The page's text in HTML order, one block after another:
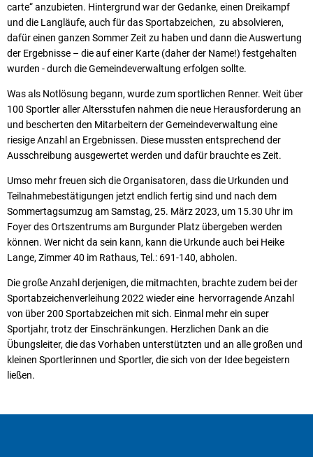
carte“ anzubieten. Hintergrund war der Gedanke, einen Dreikampf
und die Langläufe, auch für das Sportabzeichen, zu absolvieren,
dafür einen ganzen Sommer Zeit zu haben und dann die Auswertung
der Ergebnisse – die auf einer Karte (daher der Name!) festgehalten
wurden - durch die Gemeindeverwaltung erfolgen sollte.
Was als Notlösung begann, wurde zum sportlichen Renner. Weit über
100 Sportler aller Altersstufen nahmen die neue Herausforderung an
und bescherten den Mitarbeitern der Gemeindeverwaltung eine
riesige Anzahl an Ergebnissen. Diese mussten entsprechend der
Ausschreibung ausgewertet werden und dafür brauchte es Zeit.
Umso mehr freuen sich die Organisatoren, dass die Urkunden und
Teilnahmebestätigungen jetzt endlich fertig sind und nach dem
Sommertagsumzug am Samstag, 25. März 2023, um 15.30 Uhr im
Foyer des Ortszentrums am Burgunder Platz übergeben werden
können. Wer nicht da sein kann, kann die Urkunde auch bei Heike
Lange, Zimmer 40 im Rathaus, Tel.: 691-140, abholen.
Die große Anzahl derjenigen, die mitmachten, brachte zudem bei der
Sportabzeichenverleihung 2022 wieder eine hervorragende Anzahl
von über 200 Sportabzeichen mit sich. Einmal mehr ein super
Sportjahr, trotz der Einschränkungen. Herzlichen Dank an die
Übungsleiter, die das Vorhaben unterstützten und an alle großen und
kleinen Sportlerinnen und Sportler, die sich von der Idee begeistern
ließen.